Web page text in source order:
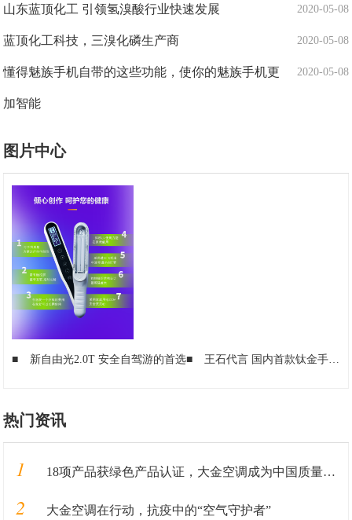
2020-05-08
山东蓝顶化工 引领氢溴酸行业快速发展
2020-05-08
蓝顶化工科技，三溴化磷生产商
2020-05-08
懂得魅族手机自带的这些功能，使你的魅族手机更
加智能
图片中心
■ 新自由光2.0T 安全自驾游的首选■ 王石代言 国内首款钛金手机8848发布9999元
热门资讯
1 18项产品获绿色产品认证，大金空调成为中国质量认证中心“绿色产品首批获证企业”
2 大金空调在行动，抗疫中的“空气守护者”